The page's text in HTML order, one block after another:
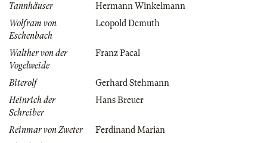
Tannhäuser
Hermann Winkelmann
Wolfram von
Eschenbach
Leopold Demuth
Walther von der
Vogelweide
Franz Pacal
Biterolf
Gerhard Stehmann
Heinrich der
Schreiber
Hans Breuer
Reinmar von Zweter
Ferdinand Marian